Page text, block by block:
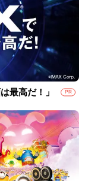
最高だ！」 PR